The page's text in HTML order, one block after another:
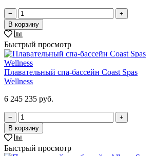
−
+
В корзину
Быстрый просмотр
Плавательный спа-бассейн Coast Spas
Wellness
6 245 235 руб.
−
+
В корзину
Быстрый просмотр